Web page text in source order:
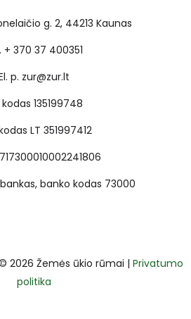
g. 2, 44213 Kaunas
+ 370 37 400351
p. zur@zur.lt
135199748
LT 351997412
banko kodas 73000
2026 Žemės ūkio rūmai | Privatumo
politika